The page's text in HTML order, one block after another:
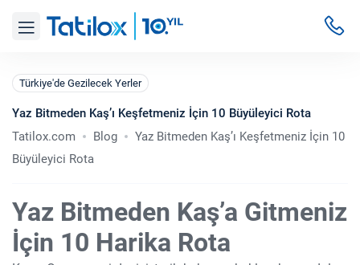
Türkiye'de Gezilecek Yerler
Yaz Bitmeden Kaş’ı Keşfetmeniz İçin 10 Büyüleyici Rota
Tatilox.com
Blog
Yaz Bitmeden Kaş’ı Keşfetmeniz İçin 10
Büyüleyici Rota
Yaz Bitmeden Kaş’a Gitmeniz
İçin 10 Harika Rota